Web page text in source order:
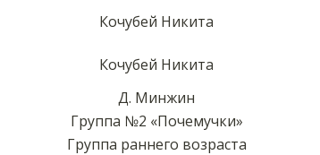
Кочубей Никита
Кочубей Никита
Д. Минжин
Группа №2 «Почемучки»
Группа раннего возраста